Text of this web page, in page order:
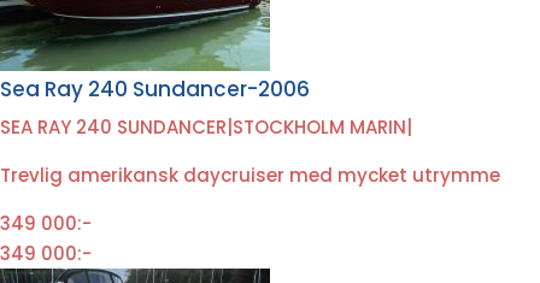
Sea Ray 240 Sundancer-2006
SEA RAY 240 SUNDANCER STOCKHOLM MARIN
Trevlig amerikansk daycruiser med mycket utrymme
349 000:-
349 000:-